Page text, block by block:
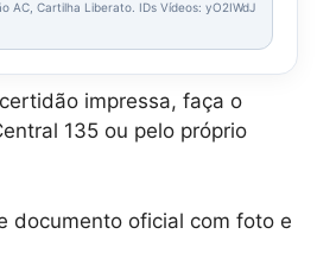
AC, Cartilha Liberato. IDs Vídeos: yO2IWdJ
impressa, faça o
135 ou pelo próprio
documento oficial com foto e